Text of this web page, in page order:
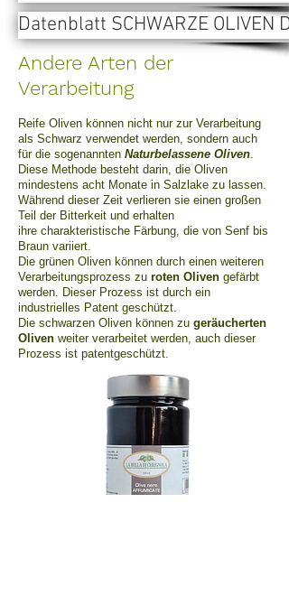
Datenblatt SCHWARZE OLIVEN
Andere Arten der
Verarbeitung
Reife Oliven können nicht nur zur Verarbeitung
als Schwarz verwendet werden, sondern auch
für die sogenannten Naturbelassene Oliven
Diese Methode besteht darin, die Oliven
mindestens acht Monate in Salzlake zu lassen.
Während dieser Zeit verlieren sie einen großen
Teil der Bitterkeit und erhalten
ihre charakteristische Färbung, die von Senf bis
Braun variiert.
Die grünen Oliven können durch einen weiteren
Verarbeitungsprozess zu roten Oliven gefärbt
werden. Dieser Prozess ist durch ein
industrielles Patent geschützt.
Die schwarzen Oliven können zu geräucherten
Oliven weiter verarbeitet werden, auch dieser
Prozess ist patentgeschützt.